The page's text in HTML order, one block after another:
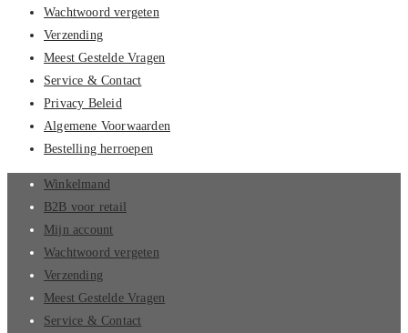
Wachtwoord vergeten
Verzending
Meest Gestelde Vragen
Service & Contact
Privacy Beleid
Algemene Voorwaarden
Bestelling herroepen
Winkelmand
B2B voor retail
Mijn account
Wachtwoord vergeten
Verzending
Meest Gestelde Vragen
Service & Contact